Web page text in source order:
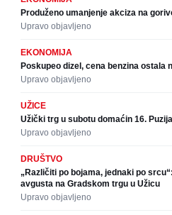
Produženo umanjenje akciza na
Upravo objavljeno
EKONOMIJA
Poskupeo dizel, cena benzina ostala
Upravo objavljeno
UŽICE
Užički trg u subotu domaćin 16.
Upravo objavljeno
DRUŠTVO
„Različiti po bojama, jednaki po
avgusta na Gradskom trgu u Užicu
Upravo objavljeno